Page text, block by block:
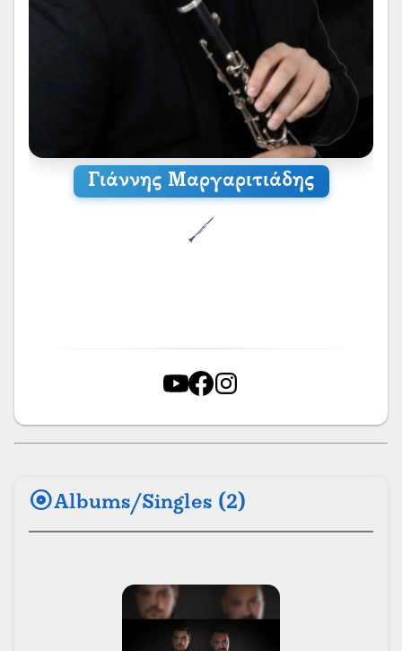
Γιάννης Μαργαριτιάδης
albumAlbums/Singles (2)